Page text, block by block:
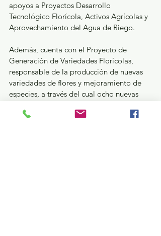
apoyos a Proyectos Desarrollo
Tecnológico Florícola, Activos Agrícolas y
Aprovechamiento del Agua de Riego.
Además, cuenta con el Proyecto de
Generación de Variedades Florícolas,
responsable de la producción de nuevas
variedades de flores y mejoramiento de
especies, a través del cual ocho nuevas
Servicio Nacional de Inspección y